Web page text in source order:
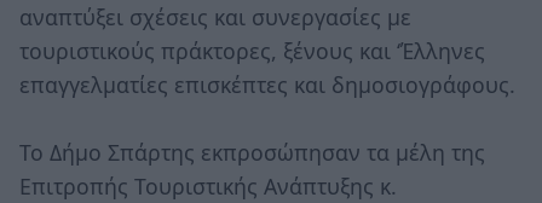
αναπτύξει σχέσεις και συνεργασίες με
τουριστικούς πράκτορες, ξένους και ‘Έλληνες
επαγγελματίες επισκέπτες και δημοσιογράφους.
Το Δήμο Σπάρτης εκπροσώπησαν τα μέλη της
Επιτροπής Τουριστικής Ανάπτυξης κ.